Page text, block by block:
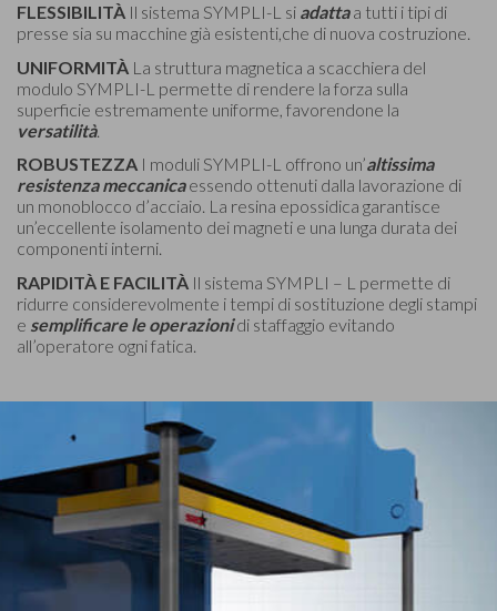
FLESSIBILITÀ Il sistema SYMPLI-L si adattaa tutti i tipi di
presse sia su macchine già esistenti,che di nuova costruzione.
UNIFORMITÀ La struttura magnetica a scacchiera del
modulo SYMPLI-L permette di rendere la forza sulla
superficie estremamente uniforme, favorendone la
versatilità.
ROBUSTEZZA I moduli SYMPLI-L offrono un’altissima
resistenza meccanicaessendo ottenuti dalla lavorazione di
un monoblocco d’acciaio. La resina epossidica garantisce
un’eccellente isolamento dei magneti e una lunga durata dei
componenti interni.
RAPIDITÀ E FACILITÀ Il sistema SYMPLI – L permette di
ridurre considerevolmente i tempi di sostituzione degli stampi
e semplificare le operazionidi staffaggio evitando
all’operatore ogni fatica.